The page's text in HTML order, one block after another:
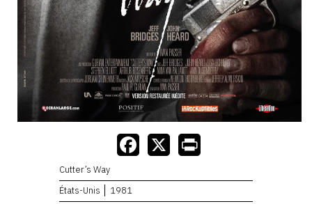
Cutter’s Way
États-Unis
1981